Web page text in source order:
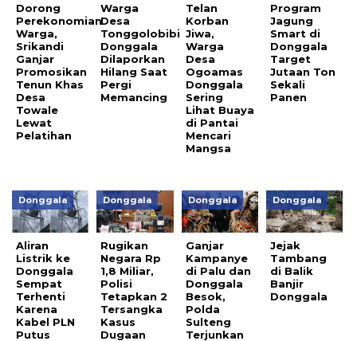
Dorong
Perekonomian
Warga,
Srikandi
Ganjar
Promosikan
Tenun Khas
Desa
Towale
Lewat
Pelatihan
Warga
Desa
Tonggolobibi
Donggala
Dilaporkan
Hilang Saat
Pergi
Memancing
Telan
Korban
Jiwa,
Warga
Desa
Ogoamas
Donggala
Sering
Lihat Buaya
di Pantai
Mencari
Mangsa
Program
Jagung
Smart di
Donggala
Target
Jutaan Ton
Sekali
Panen
Donggala
Aliran
Listrik ke
Donggala
Sempat
Terhenti
Karena
Kabel PLN
Putus
Donggala
Rugikan
Negara Rp
1,8 Miliar,
Polisi
Tetapkan 2
Tersangka
Kasus
Dugaan
Donggala
Ganjar
Kampanye
di Palu dan
Donggala
Besok,
Polda
Sulteng
Terjunkan
Donggala
Jejak
Tambang
di Balik
Banjir
Donggala